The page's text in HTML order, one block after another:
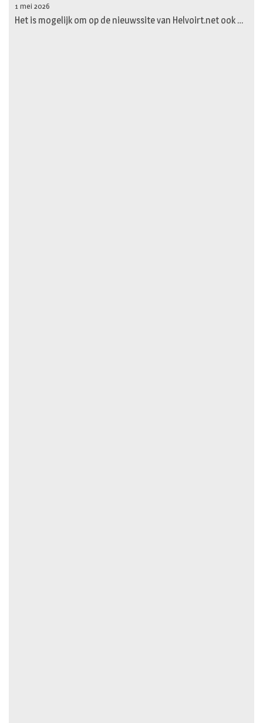
1 mei 2026
Het is mogelijk om op de nieuwssite van Helvoirt.net ook …